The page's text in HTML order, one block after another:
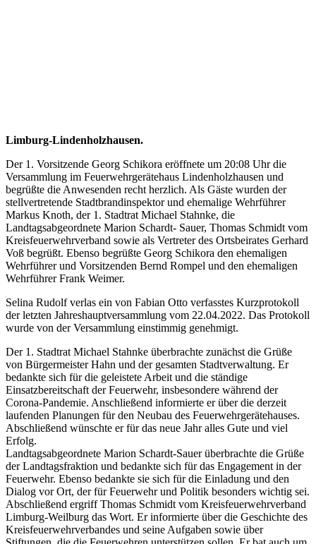
Limburg-Lindenholzhausen.
Der 1. Vorsitzende Georg Schikora eröffnete um 20:08 Uhr die
Versammlung im Feuerwehrgerätehaus Lindenholzhausen und
begrüßte die Anwesenden recht herzlich. Als Gäste wurden der
stellvertretende Stadtbrandinspektor und ehemalige Wehrführer
Markus Knoth, der 1. Stadtrat Michael Stahnke, die
Landtagsabgeordnete Marion Schardt- Sauer, Thomas Schmidt vom
Kreisfeuerwehrverband sowie als Vertreter des Ortsbeirates Gerhard
Voß begrüßt. Ebenso begrüßte Georg Schikora den ehemaligen
Wehrführer und Vorsitzenden Bernd Rompel und den ehemaligen
Wehrführer Frank Weimer.
Selina Rudolf verlas ein von Fabian Otto verfasstes Kurzprotokoll
der letzten Jahreshauptversammlung vom 22.04.2022. Das Protokoll
wurde von der Versammlung einstimmig genehmigt.
Der 1. Stadtrat Michael Stahnke überbrachte zunächst die Grüße
von Bürgermeister Hahn und der gesamten Stadtverwaltung. Er
bedankte sich für die geleistete Arbeit und die ständige
Einsatzbereitschaft der Feuerwehr, insbesondere während der
Corona-Pandemie. Anschließend informierte er über die derzeit
laufenden Planungen für den Neubau des Feuerwehrgerätehauses.
Abschließend wünschte er für das neue Jahr alles Gute und viel
Erfolg.
Landtagsabgeordnete Marion Schardt-Sauer überbrachte die Grüße
der Landtagsfraktion und bedankte sich für das Engagement in der
Feuerwehr. Ebenso bedankte sie sich für die Einladung und den
Dialog vor Ort, der für Feuerwehr und Politik besonders wichtig sei.
Abschließend ergriff Thomas Schmidt vom Kreisfeuerwehrverband
Limburg-Weilburg das Wort. Er informierte über die Geschichte des
Kreisfeuerwehrverbandes und seine Aufgaben sowie über